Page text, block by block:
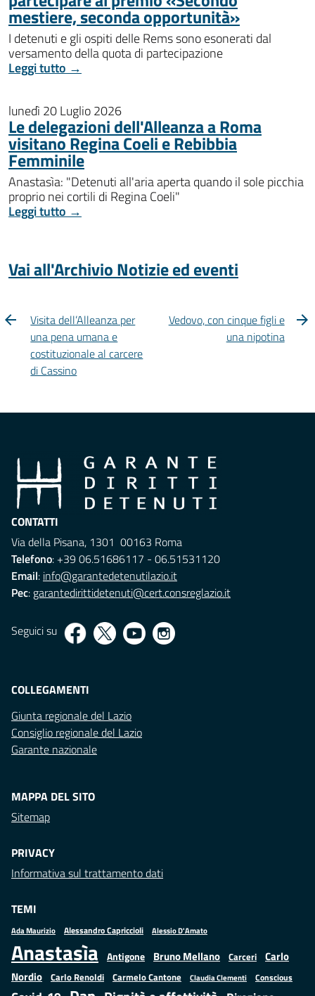
mestiere, seconda opportunità»
I detenuti e gli ospiti delle Rems sono esonerati dal
versamento della quota di partecipazione
Leggi tutto →
lunedì 20 Luglio 2026
Le delegazioni dell'Alleanza a Roma
visitano Regina Coeli e Rebibbia
Femminile
Anastasìa: "Detenuti all'aria aperta quando il sole picchia
proprio nei cortili di Regina Coeli"
Leggi tutto →
Vai all'Archivio Notizie ed eventi
Visita dell’Alleanza per
una pena umana e
costituzionale al carcere
di Cassino
Vedovo, con cinque figli e
una nipotina
CONTATTI
Via della Pisana, 1301 00163 Roma
Telefono: +39 06.51686117 - 06.51531120
Email: info@garantedetenutilazio.it
Pec: garantedirittidetenuti@cert.consreglazio.it
Seguici su
COLLEGAMENTI
Giunta regionale del Lazio
Consiglio regionale del Lazio
Garante nazionale
MAPPA DEL SITO
Sitemap
PRIVACY
Informativa sul trattamento dati
TEMI
Ada Maurizio Alessandro Capriccioli Alessio D'Amato
Anastasìa Antigone Bruno Mellano Carceri
Carlo
Nordio Carlo Renoldi Carmelo Cantone Claudia Clementi Conscious